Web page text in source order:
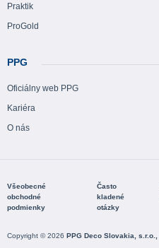
Praktik
ProGold
PPG
Oficiálny web PPG
Kariéra
O nás
Všeobecné
obchodné
podmienky
Často
kladené
otázky
Copyright © 2026 PPG Deco Slovakia, s.r.o.,